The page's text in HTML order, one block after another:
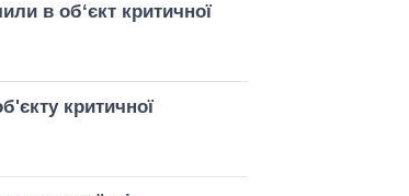
в об‘єкт критичної
критичної